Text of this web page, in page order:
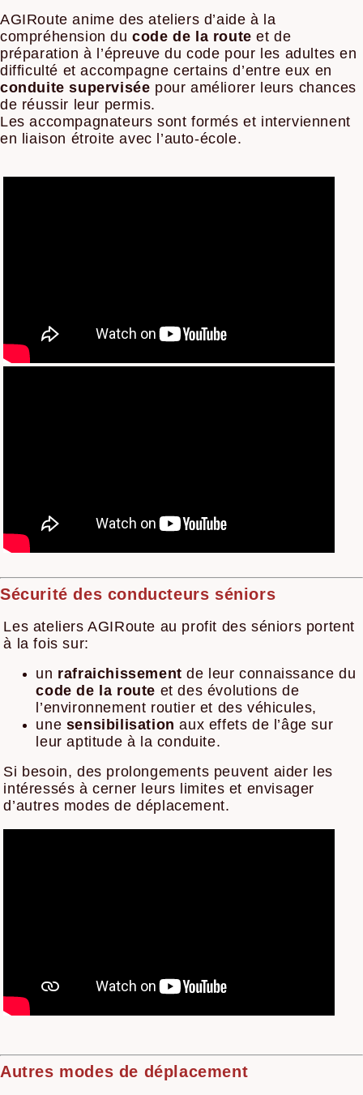
AGIRoute anime des ateliers d’aide à la
compréhension ducode de la route et de
préparation à l’épreuve du code pour les adultes en
difficulté et accompagne certains d’entre eux en
conduite supervisée pour améliorer leurs chances
de réussir leur permis.
Les accompagnateurs sont formés et interviennent
en liaison étroite avec l’auto-école.
Sécurité des conducteurs séniors
Les ateliers AGIRoute au profit des séniors portent
à la fois sur:
un rafraichissement de leur connaissance du
code de la route et des évolutions de
l’environnement routier et des véhicules,
une sensibilisationaux effets de l’âge sur
leur aptitude à la conduite.
Si besoin, des prolongements peuvent aider les
intéressés à cerner leurs limites et envisager
d’autres modes de déplacement.
Autres modes de déplacement